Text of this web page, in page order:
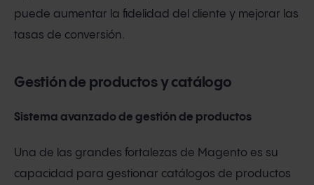
puede aumentar la fidelidad del cliente y mejorar las
tasas de conversión.
Gestión de productos y catálogo
Sistema avanzado de gestión de productos
Una de las grandes fortalezas de Magento es su
capacidad para gestionar catálogos de productos